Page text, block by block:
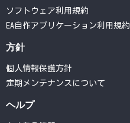
ソフトウェア利用規約
EA自作アプリケーション利用規約
方針
個人情報保護方針
定期メンテナンスについて
ヘルプ